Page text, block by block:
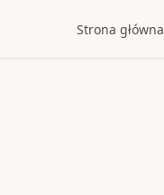
Strona główna